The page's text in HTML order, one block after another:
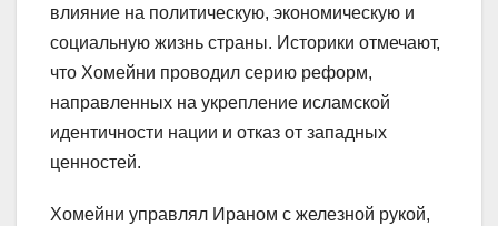
влияние на политическую, экономическую и
социальную жизнь страны. Историки отмечают,
что Хомейни проводил серию реформ,
направленных на укрепление исламской
идентичности нации и отказ от западных
ценностей.
Хомейни управлял Ираном с железной рукой,